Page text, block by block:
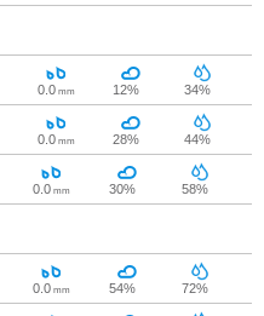
0.0 mm 12% 34%
0.0 mm 28% 44%
0.0 mm 30% 58%
0.0 mm 54% 72%